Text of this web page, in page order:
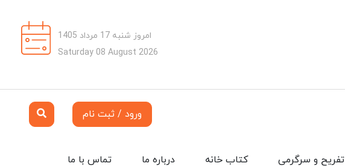
امروز شنبه 17 مرداد 1405
Saturday 08 August 2026
ورود / ثبت نام
تماس با ما درباره ما کتاب خانه تفریح و سرگرمی